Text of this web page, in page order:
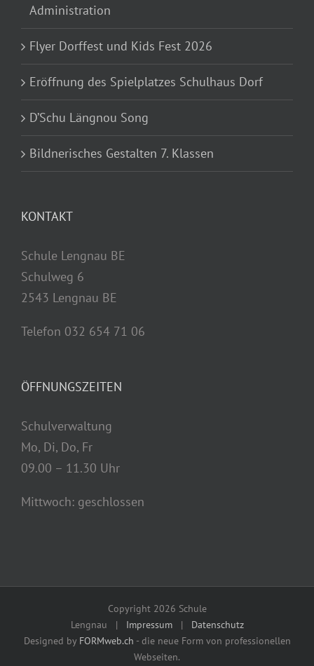
Administration
Flyer Dorffest und Kids Fest 2026
Eröffnung des Spielplatzes Schulhaus Dorf
D’Schu Längnou Song
Bildnerisches Gestalten 7. Klassen
KONTAKT
Schule Lengnau BE
Schulweg 6
2543 Lengnau BE
Telefon 032 654 71 06
ÖFFNUNGSZEITEN
Schulverwaltung
Mo, Di, Do, Fr
09.00 – 11.30 Uhr
Mittwoch: geschlossen
Copyright 2026 Schule
Lengnau | Impressum| Datenschutz
Designed by FORMweb.ch - die neue Form von professionellen
Webseiten.